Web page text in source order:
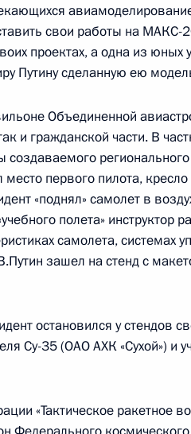
чемпиона,
Яновского с 50-
послание
по случаю
Армении
свои работы на МАКС-
проектах, а одна из юных
Путину сделанную ею
Объединенной
и гражданской части. В
регионального
первого пилота,
«поднял» самолет в
полета» инструктор
самолета, системах
зашел на стенд с
остановился у стендов
Су-35 (ОАО АХК «Сухой») и
«Тактическое ракетное